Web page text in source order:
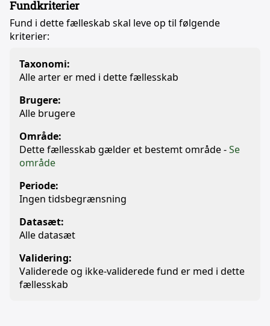
Fundkriterier
Fund i dette fælleskab skal leve op til følgende
kriterier:
Taxonomi:
Alle arter er med i dette fællesskab
Brugere:
Alle brugere
Område:
Dette fællesskab gælder et bestemt område -Se
område
Periode:
Ingen tidsbegrænsning
Datasæt:
Alle datasæt
Validering:
Validerede og ikke-validerede fund er med i dette
fællesskab